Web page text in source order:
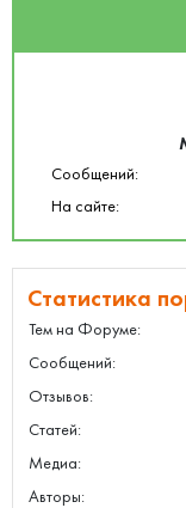
Сообщений:
На сайте:
Статистика
Тем на Форуме:
Сообщений:
Отзывов:
Статей:
Медиа:
Авторы: